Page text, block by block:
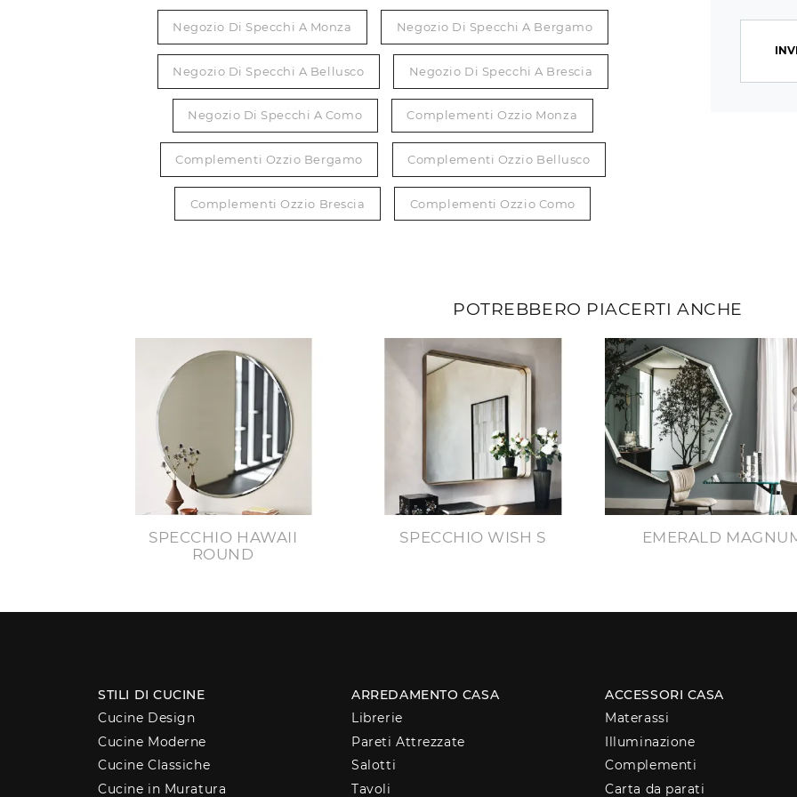
Negozio Di Specchi A Monza Negozio Di Specchi A Bergamo
Negozio Di Specchi A Bellusco Negozio Di Specchi A Brescia
Negozio Di Specchi A Como Complementi Ozzio Monza
Complementi Ozzio Bergamo Complementi Ozzio Bellusco
Complementi Ozzio Brescia Complementi Ozzio Como
POTREBBERO PIACERTI ANCHE
SPECCHIO HAWAII
ROUND
SPECCHIO WISH S EMERALD
STILI DI CUCINE
Cucine Design
Cucine Moderne
Cucine Classiche
Cucine in Muratura
ARREDAMENTO CASA
Librerie
Pareti Attrezzate
Salotti
Tavoli
ACCESSORI CASA
Materassi
Illuminazione
Complementi
Carta da parati